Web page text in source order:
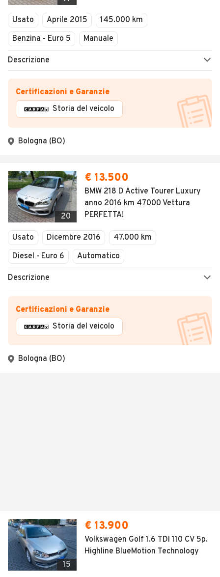
Usato Aprile 2015
145.000 km
Benzina - Euro 5
Manuale
Descrizione
Certificazioni e Garanzie
Storia del veicolo
Bologna (BO)
20
€ 13.500
BMW 218 D Active Tourer Luxury
anno 2016 km 47000 Vettura
PERFETTA!
Usato Dicembre 2016
47.000 km
Diesel - Euro 6
Automatico
Descrizione
Certificazioni e Garanzie
Storia del veicolo
Bologna (BO)
15
€ 13.900
Volkswagen Golf 1.6 TDI 110 CV 5p.
Highline BlueMotion Technology